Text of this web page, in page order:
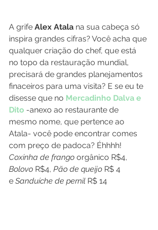
A grife Alex Atala na sua cabeça só
inspira grandes cifras? Você acha que
qualquer criação do chef, que está
no topo da restauração mundial,
precisará de grandes planejamentos
finaceiros para uma visita? E se eu te
disesse que no Mercadinho Dalva e
Dito -anexo ao restaurante de
mesmo nome, que pertence ao
Atala- você pode encontrar comes
com preço de padoca? Éhhhh!
Coxinha de frango orgânico R$4,
Bolovo R$4, Pão de queijo R$ 4
e Sanduíche de pernil R$ 14